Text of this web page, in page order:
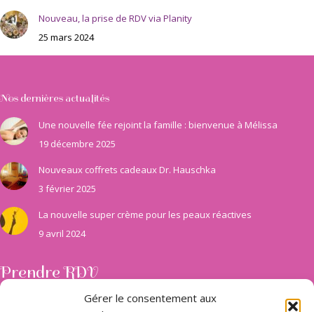
Gérer le consentement aux
Nouveau, la prise de RDV via Planity
25 mars 2024
Nos dernières actualités
Une nouvelle fée rejoint la famille : bienvenue à Mélissa
19 décembre 2025
Nouveaux coffrets cadeaux Dr. Hauschka
3 février 2025
La nouvelle super crème pour les peaux réactives
9 avril 2024
Prendre RDV
Facile et pratique pour faciliter la prise de rendez-vous Planity est là